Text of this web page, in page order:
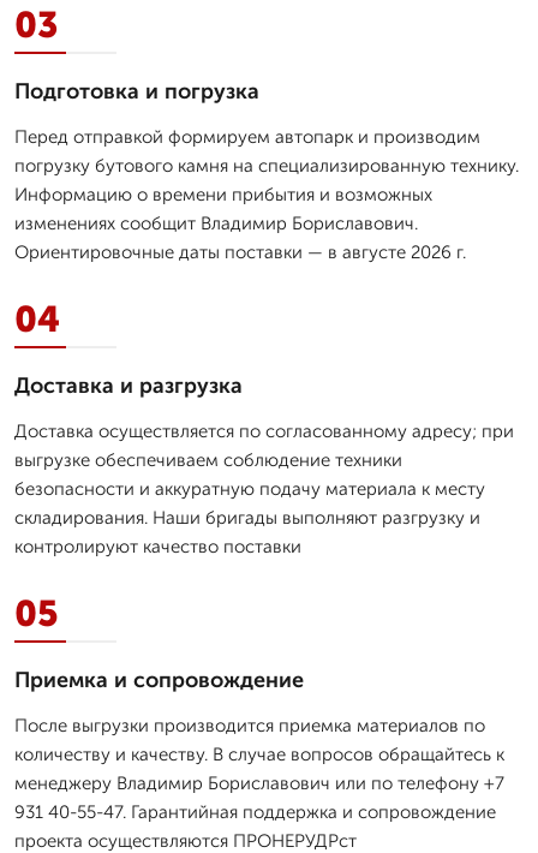
03
Подготовка и погрузка
Перед отправкой формируем автопарк и производим
погрузку бутового камня на специализированную технику.
Информацию о времени прибытия и возможных
изменениях сообщит Владимир Бориславович.
Ориентировочные даты поставки — в августе 2026 г.
04
Доставка и разгрузка
Доставка осуществляется по согласованному адресу; при
выгрузке обеспечиваем соблюдение техники
безопасности и аккуратную подачу материала к месту
складирования. Наши бригады выполняют разгрузку и
контролируют качество поставки
05
Приемка и сопровождение
После выгрузки производится приемка материалов по
количеству и качеству. В случае вопросов обращайтесь к
менеджеру Владимир Бориславович или по телефону +7
931 40-55-47. Гарантийная поддержка и сопровождение
проекта осуществляются ПРОНЕРУДРст